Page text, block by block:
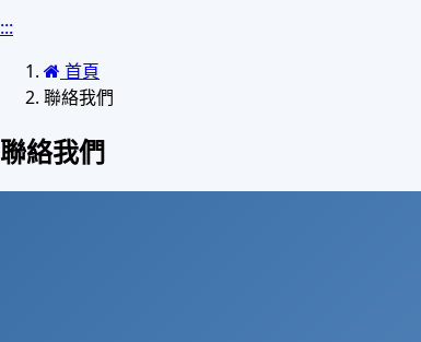
:::
首頁
聯絡我們
聯絡我們